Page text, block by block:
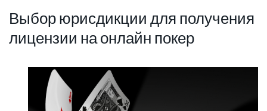
Выбор юрисдикции для получения
лицензии на онлайн покер